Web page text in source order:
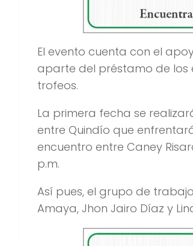
El evento cuenta con el
aparte del préstamo de los
trofeos.
La primera fecha se
entre Quindío que
encuentro entre Caney
p.m.
Así pues, el grupo de
Amaya, Jhon Jairo Díaz y